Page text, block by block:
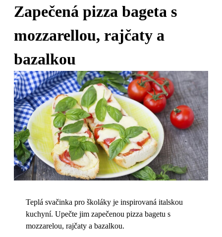
Zapečená pizza bageta s
mozzarellou, rajčaty a
bazalkou
Teplá svačinka pro školáky je inspirovaná italskou
kuchyní. Upečte jim zapečenou pizza bagetu s
mozzarelou, rajčaty a bazalkou.